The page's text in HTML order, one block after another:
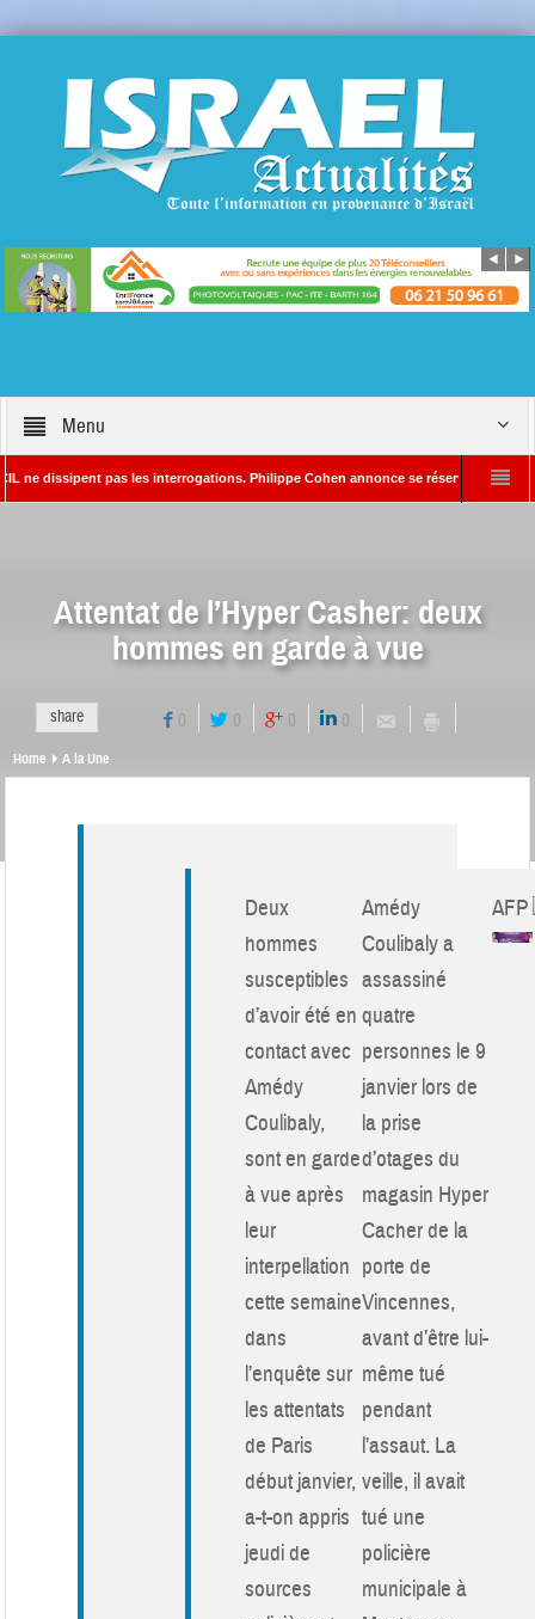
Menu
pas les interrogations. Philippe Cohen annonce se réserver le droit de
Attentat de l’Hyper Casher: deux
hommes en garde à vue
share 0 0 0 0
Home A la Une
Deux
hommes
susceptibles
d’avoir été en
contact avec
Amédy
Coulibaly,
sont en garde
à vue après
leur
interpellation
cette semaine
dans
l’enquête sur
les attentats
de Paris
début janvier,
a-t-on appris
jeudi de
sources
Amédy
Coulibaly a
assassiné
quatre
personnes le 9
janvier lors de
la prise
d’otages du
magasin Hyper
Cacher de la
porte de
Vincennes,
avant d’être lui-
même tué
pendant
l’assaut. La
veille, il avait
tué une
policière
municipale à
AFP